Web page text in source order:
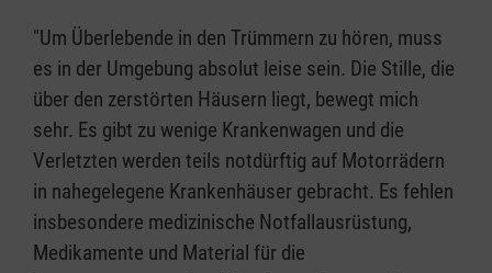
"Um Überlebende in den Trümmern zu hören, muss
es in der Umgebung absolut leise sein. Die Stille, die
über den zerstörten Häusern liegt, bewegt mich
sehr. Es gibt zu wenige Krankenwagen und die
Verletzten werden teils notdürftig auf Motorrädern
in nahegelegene Krankenhäuser gebracht. Es fehlen
insbesondere medizinische Notfallausrüstung,
Medikamente und Material für die